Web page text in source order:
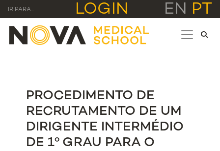
IR PARA... LOGIN EN PT
PROCEDIMENTO DE
RECRUTAMENTO DE UM
DIRIGENTE INTERMÉDIO
DE 1º GRAU PARA O